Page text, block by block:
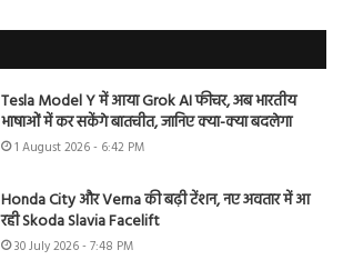
Tesla Model Y में आया Grok AI फीचर, अब भारतीय
भाषाओं में कर सकेंगे बातचीत, जानिए क्या-क्या बदलेगा
1 August 2026 - 6:42 PM
Honda City और Verna की बढ़ी टेंशन, नए अवतार में आ
रही Skoda Slavia Facelift
30 July 2026 - 7:48 PM